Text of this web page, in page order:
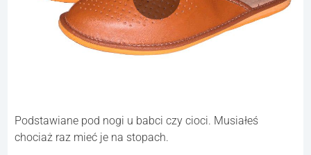
Podstawiane pod nogi u babci czy cioci. Musiałeś
chociaż raz mieć je na stopach.